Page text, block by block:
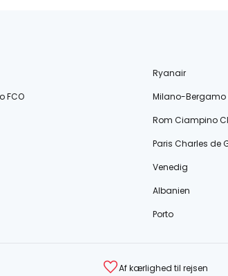
Ryanair
FCO
Milano-Bergamo
Rom Ciampino
Paris Charles de
Venedig
Albanien
Porto
Af kærlighed til rejsen